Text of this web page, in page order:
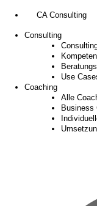
CA Consulting
Consulting
Use
Coaching
Alle
Business